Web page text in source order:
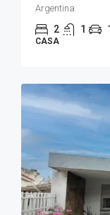
Argentina
2 1 1
CASA